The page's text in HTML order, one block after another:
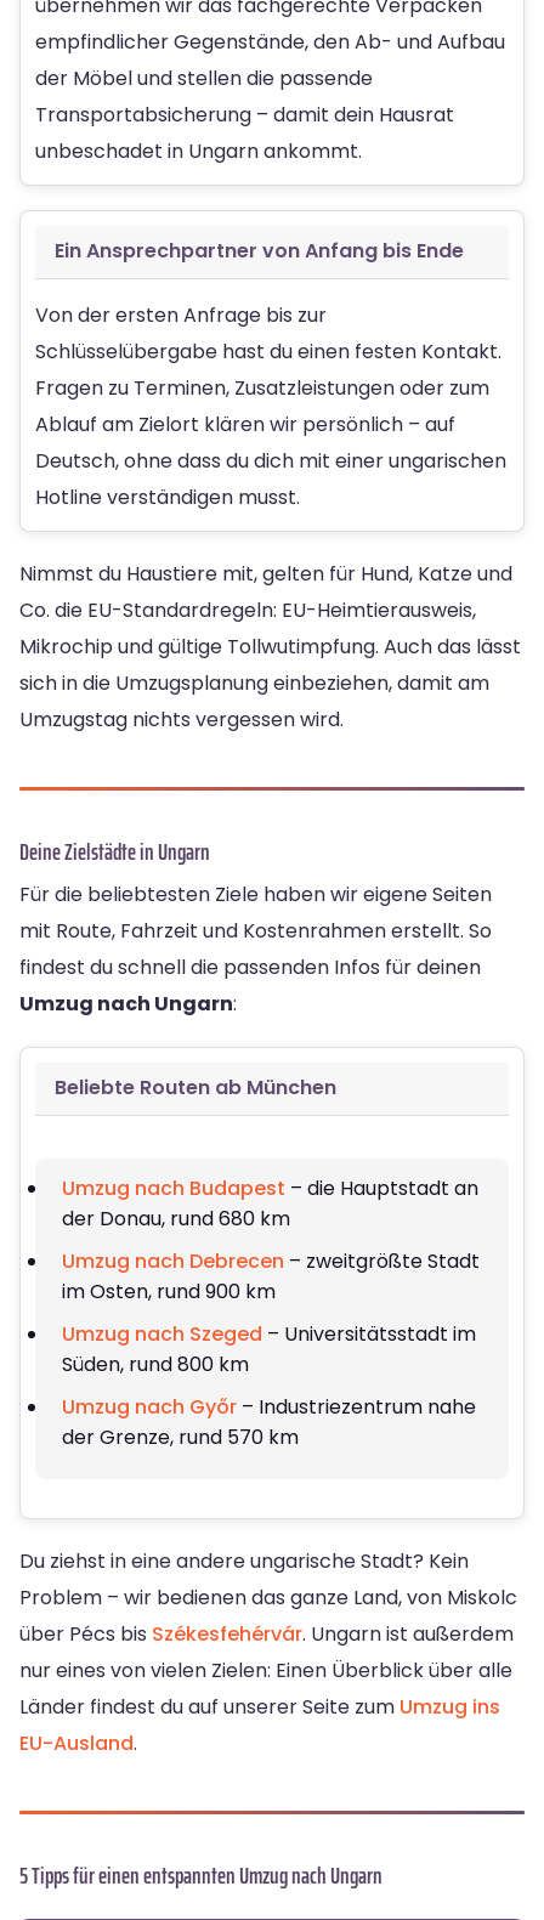
übernehmen wir das fachgerechte Verpacken
empfindlicher Gegenstände, den Ab- und Aufbau
der Möbel und stellen die passende
Transportabsicherung – damit dein Hausrat
unbeschadet in Ungarn ankommt.
Ein Ansprechpartner von Anfang bis Ende
Von der ersten Anfrage bis zur
Schlüsselübergabe hast du einen festen Kontakt.
Fragen zu Terminen, Zusatzleistungen oder zum
Ablauf am Zielort klären wir persönlich – auf
Deutsch, ohne dass du dich mit einer ungarischen
Hotline verständigen musst.
Nimmst du Haustiere mit, gelten für Hund, Katze und
Co. die EU-Standardregeln: EU-Heimtierausweis,
Mikrochip und gültige Tollwutimpfung. Auch das lässt
sich in die Umzugsplanung einbeziehen, damit am
Umzugstag nichts vergessen wird.
Deine Zielstädte in Ungarn
Für die beliebtesten Ziele haben wir eigene Seiten
mit Route, Fahrzeit und Kostenrahmen erstellt. So
findest du schnell die passenden Infos für deinen
Umzug nach Ungarn:
Beliebte Routen ab München
Umzug nach Budapest – die Hauptstadt an
der Donau, rund 680 km
Umzug nach Debrecen – zweitgrößte Stadt
im Osten, rund 900 km
Umzug nach Szeged – Universitätsstadt im
Süden, rund 800 km
Umzug nach Győr – Industriezentrum nahe
der Grenze, rund 570 km
Du ziehst in eine andere ungarische Stadt? Kein
Problem – wir bedienen das ganze Land, von Miskolc
über Pécs bis Székesfehérvár. Ungarn ist außerdem
nur eines von vielen Zielen: Einen Überblick über alle
Länder findest du auf unserer Seite zum Umzug ins
EU-Ausland.
5 Tipps für einen entspannten Umzug nach Ungarn